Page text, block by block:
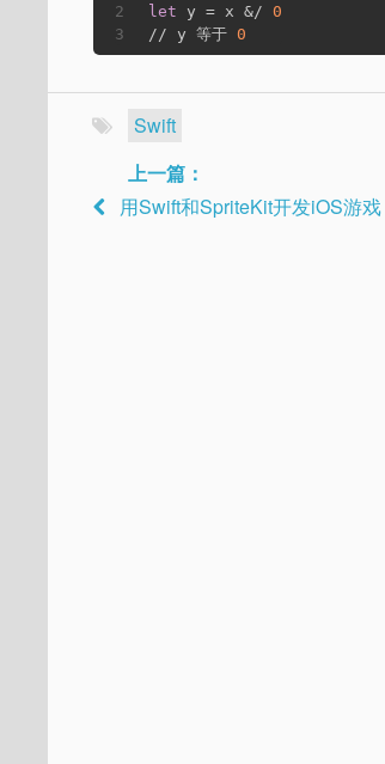
2
3
let y = x &/ 0
// y 等于 0
Swift
上一篇：
用Swift和SpriteKit开发iOS游戏